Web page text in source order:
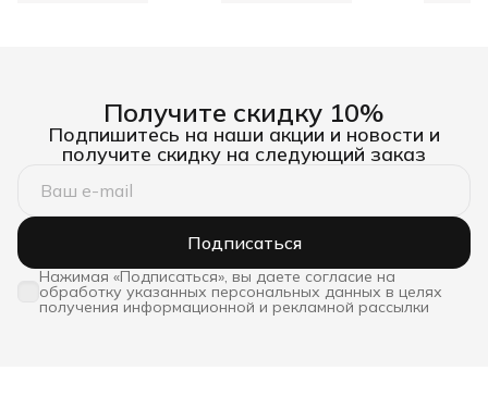
Получите скидку 10%
Подпишитесь на наши акции и новости и
получите скидку на следующий заказ
Подписаться
Нажимая «Подписаться», вы даете согласие на
обработку указанных персональных данных в целях
получения информационной и рекламной рассылки